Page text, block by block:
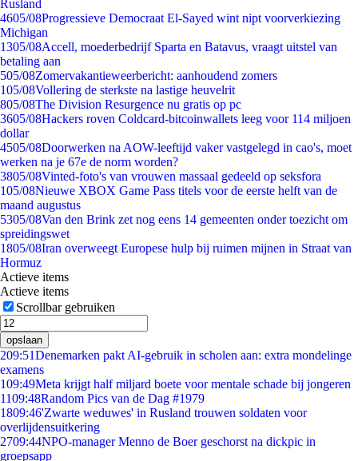
Rusland
4605/08Progressieve Democraat El-Sayed wint nipt voorverkiezing
Michigan
1305/08Accell, moederbedrijf Sparta en Batavus, vraagt uitstel van
betaling aan
505/08Zomervakantieweerbericht: aanhoudend zomers
105/08Vollering de sterkste na lastige heuvelrit
805/08The Division Resurgence nu gratis op pc
3605/08Hackers roven Coldcard-bitcoinwallets leeg voor 114 miljoen
dollar
4505/08Doorwerken na AOW-leeftijd vaker vastgelegd in cao's, moet
werken na je 67e de norm worden?
3805/08Vinted-foto's van vrouwen massaal gedeeld op seksfora
105/08Nieuwe XBOX Game Pass titels voor de eerste helft van de
maand augustus
5305/08Van den Brink zet nog eens 14 gemeenten onder toezicht om
spreidingswet
1805/08Iran overweegt Europese hulp bij ruimen mijnen in Straat van
Hormuz
Actieve items
Actieve items
Scrollbar gebruiken
opslaan
209:51Denemarken pakt AI-gebruik in scholen aan: extra mondelinge
examens
109:49Meta krijgt half miljard boete voor mentale schade bij jongeren
1109:48Random Pics van de Dag #1979
1809:46'Zwarte weduwes' in Rusland trouwen soldaten voor
overlijdensuitkering
2709:44NPO-manager Menno de Boer geschorst na dickpic in
groepsapp